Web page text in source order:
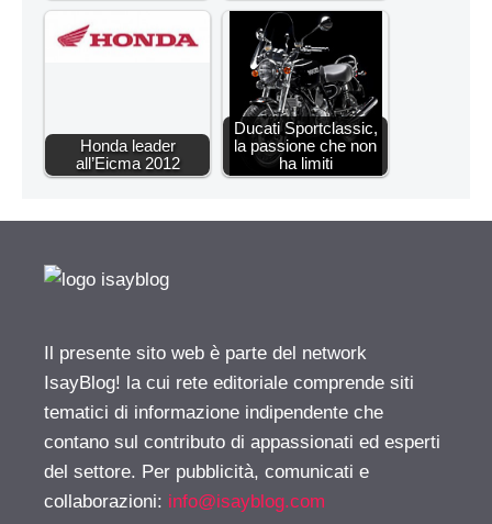
Honda leader
all’Eicma 2012
Ducati Sportclassic,
la passione che non
ha limiti
Il presente sito web è parte del network
IsayBlog! la cui rete editoriale comprende siti
tematici di informazione indipendente che
contano sul contributo di appassionati ed esperti
del settore. Per pubblicità, comunicati e
collaborazioni: info@isayblog.com